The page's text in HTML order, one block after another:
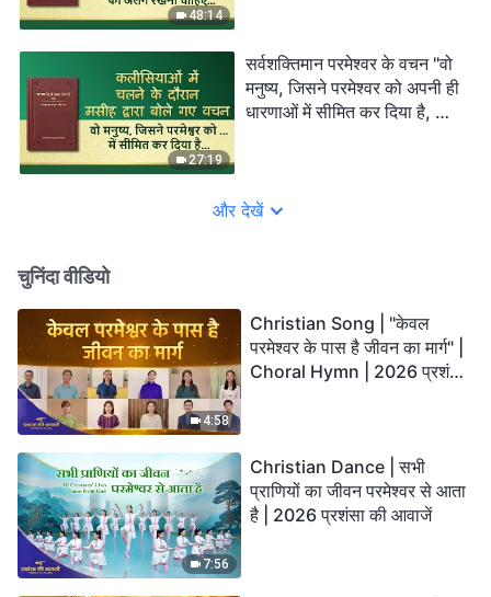
48:14
27:19
सर्वशक्तिमान परमेश्वर के वचन "वो
मनुष्य, जिसने परमेश्वर को अपनी ही
धारणाओं में सीमित कर दिया है, किस
और देखें
चुनिंदा वीडियो
4:58
Christian Song | "केवल
परमेश्वर के पास है जीवन का मार्ग" |
Choral Hymn | 2026 प्रशंसा
7:56
Christian Dance | सभी
प्राणियों का जीवन परमेश्वर से आता
है | 2026 प्रशंसा की आवाजें